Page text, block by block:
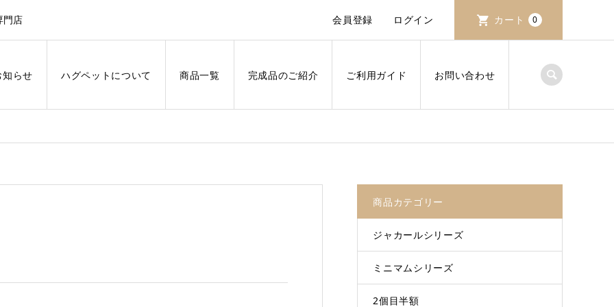
門店 会員登録 ログイン カート 0
知らせ ハグペットについて 商品一覧 完成品のご紹介 ご利用ガイド お問い合わせ
商品カテゴリー
ジャカールシリーズ
ミニマムシリーズ
2個目半額